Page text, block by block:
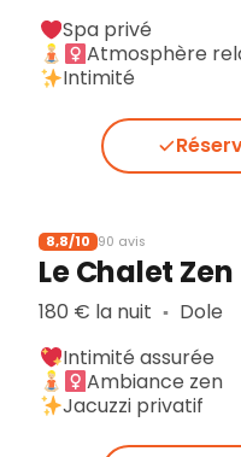
Spa privé
Atmosphère
Intimité
8,8/10 90 avis
Le Chalet Zen
180 € la nuit ▪︎ Dole
Intimité assurée
Ambiance zen
Jacuzzi privatif